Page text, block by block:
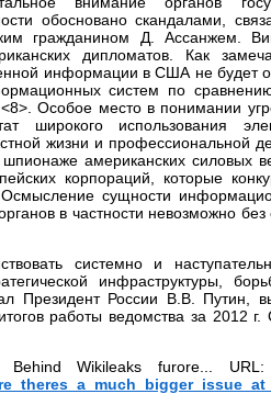
обосновано скандалами,
гражданином Д. Ассанжем.
дипломатов. Как
информации в США не будет
систем по
Особое место в понимании
широкого использования
жизни и профессиональной
американских силовых
корпораций, которые
Осмысление сущности
в частности невозможно
системно и
инфраструктуры,
Президент России В.В.
работы ведомства за 2012
Wikileaks furore...